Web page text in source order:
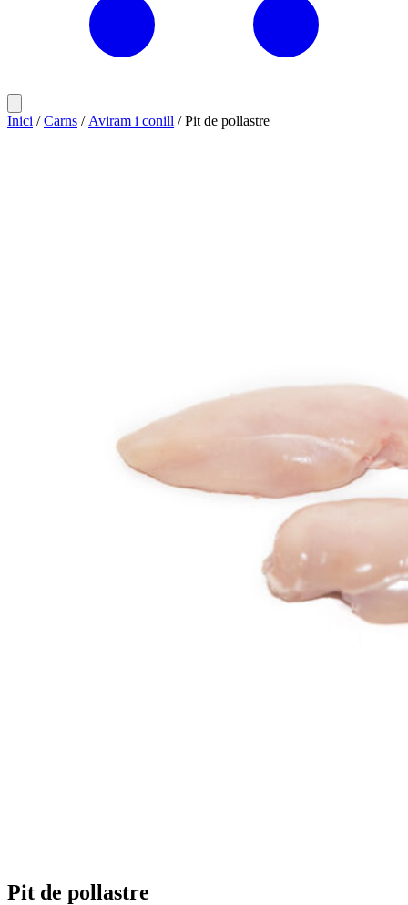
Inici /Carns / Aviram i conill / Pit de pollastre
Pit de pollastre